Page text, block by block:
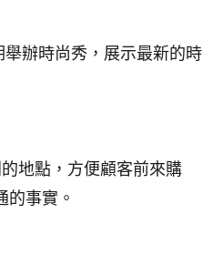
舉辦時尚秀，展示最新的時
地點，方便顧客前來購
的事實。